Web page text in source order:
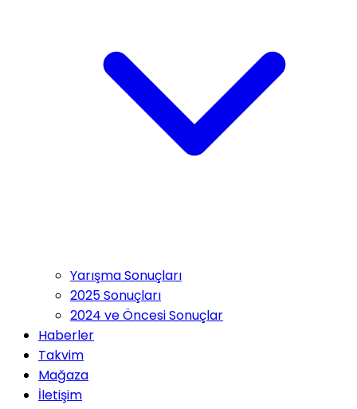
Yarışma Sonuçları
2025 Sonuçları
2024 ve Öncesi Sonuçlar
Haberler
Takvim
Mağaza
İletişim